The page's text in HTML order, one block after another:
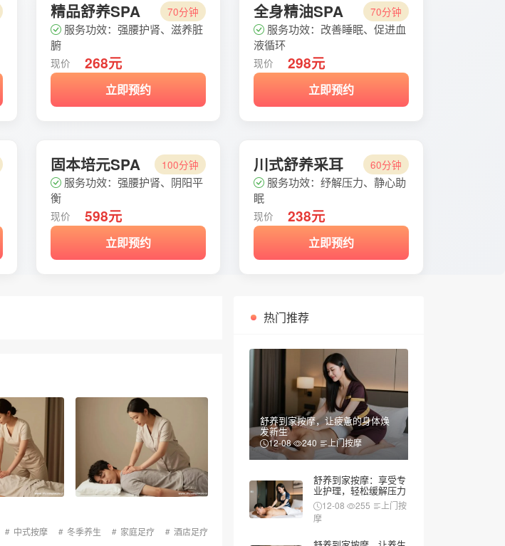
精品舒养SPA 70分钟
服务功效：强腰护肾、滋养脏
腑
现价 268元
立即预约
全身精油SPA 70分钟
服务功效：改善睡眠、促进血
液循环
现价 298元
立即预约
固本培元SPA 100分钟
服务功效：强腰护肾、阴阳平
衡
现价 598元
立即预约
川式舒养采耳 60分钟
服务功效：纾解压力、静心助
眠
现价 238元
立即预约
中式按摩 冬季养生 家庭足疗 酒店足疗
热门推荐
舒养到家按摩，让疲惫的身体焕
发新生
12-08 240 上门按摩
舒养到家按摩：享受专
业护理，轻松缓解压力
12-08 255
上门按
摩